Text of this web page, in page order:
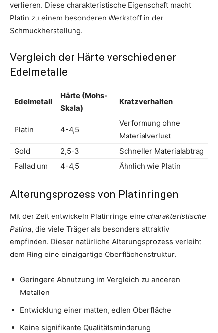
verlieren. Diese charakteristische Eigenschaft macht
Platin zu einem besonderen Werkstoff in der
Schmuckherstellung.
Vergleich der Härte verschiedener
Edelmetalle
Edelmetall
Härte (Mohs-
Skala)
Kratzverhalten
Platin 4-4,5
Verformung ohne
Materialverlust
Gold
2,5-3
Schneller Materialabtrag
Palladium
4-4,5 Ähnlich wie Platin
Alterungsprozess von Platinringen
Mit der Zeit entwickeln Platinringe eine charakteristische
Patina, die viele Träger als besonders attraktiv
empfinden. Dieser natürliche Alterungsprozess verleiht
dem Ring eine einzigartige Oberflächenstruktur.
Geringere Abnutzung im Vergleich zu anderen
Metallen
Entwicklung einer matten, edlen Oberfläche
Keine signifikante Qualitätsminderung